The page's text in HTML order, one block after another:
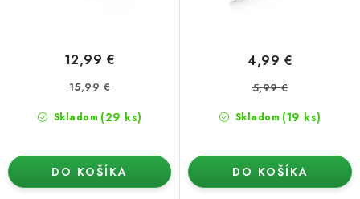
Skladom (29 ks)
12,99 €
15,99 €
DO KOŠÍKA
Skladom (19 ks)
4,99 €
5,99 €
DO KOŠÍKA